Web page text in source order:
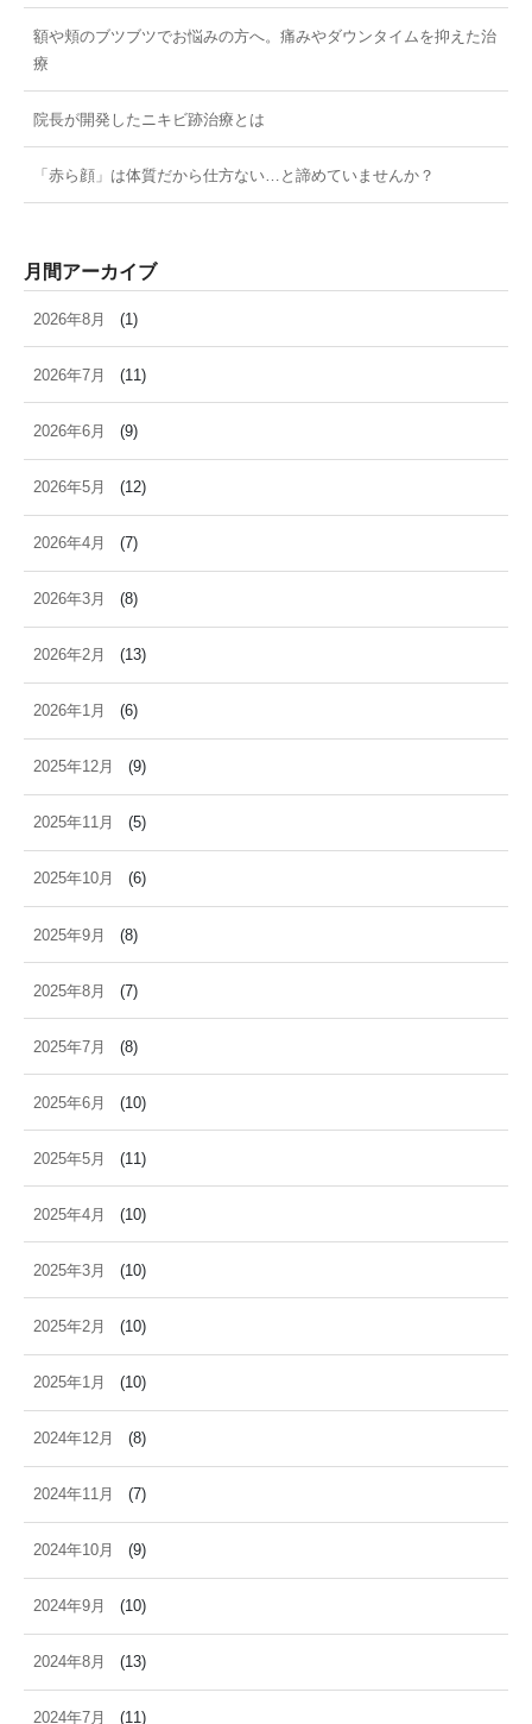
額や頬のブツブツでお悩みの方へ。痛みやダウンタイムを抑えた治
療
院長が開発したニキビ跡治療とは
「赤ら顔」は体質だから仕方ない…と諦めていませんか？
月間アーカイブ
2026年8月 (1)
2026年7月 (11)
2026年6月 (9)
2026年5月 (12)
2026年4月 (7)
2026年3月 (8)
2026年2月 (13)
2026年1月 (6)
2025年12月 (9)
2025年11月 (5)
2025年10月 (6)
2025年9月 (8)
2025年8月 (7)
2025年7月 (8)
2025年6月 (10)
2025年5月 (11)
2025年4月 (10)
2025年3月 (10)
2025年2月 (10)
2025年1月 (10)
2024年12月 (8)
2024年11月 (7)
2024年10月 (9)
2024年9月 (10)
2024年8月 (13)
2024年7月 (11)